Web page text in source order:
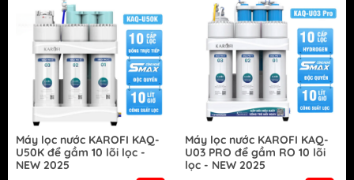
Máy lọc nước KAROFI KAQ-
U50K để gầm 10 lõi lọc -
NEW 2025
Máy lọc nước KAROFI KAQ-
U03 PRO để gầm RO 10 lõi
lọc - NEW 2025